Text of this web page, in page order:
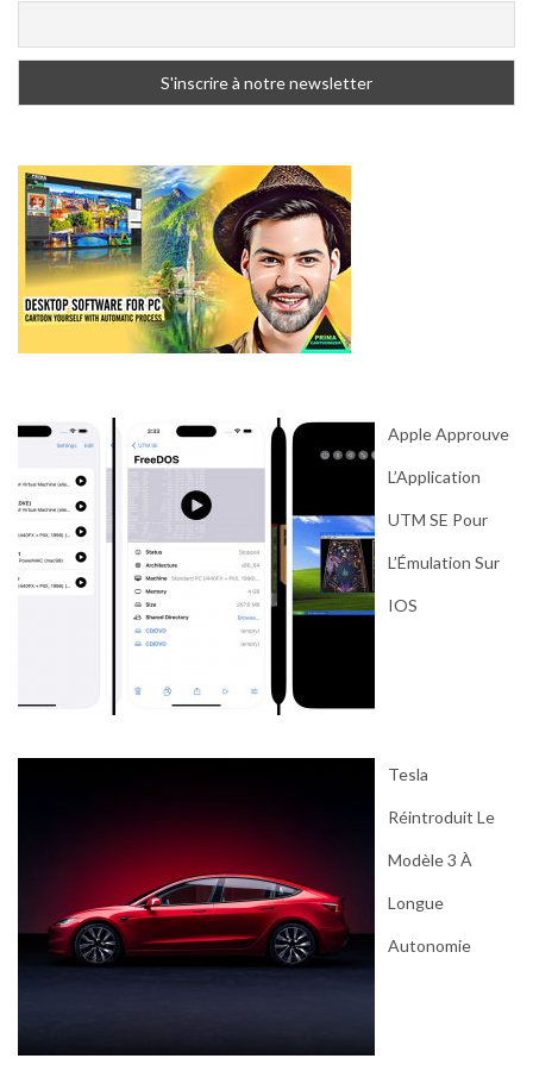
Apple Approuve
L’Application
UTM SE Pour
L’Émulation Sur
IOS
Tesla
Réintroduit Le
Modèle 3 À
Longue
Autonomie